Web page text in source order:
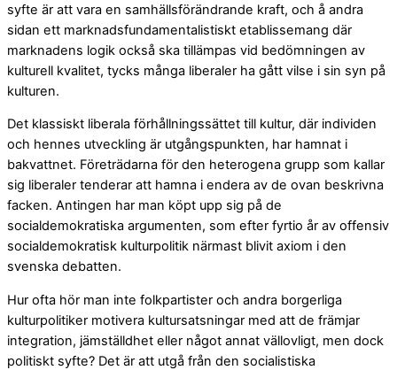
syfte är att vara en samhällsförändrande kraft, och å andra
sidan ett marknadsfundamentalistiskt etablissemang där
marknadens logik också ska tillämpas vid bedömningen av
kulturell kvalitet, tycks många liberaler ha gått vilse i sin syn på
kulturen.
Det klassiskt liberala förhållningssättet till kultur, där individen
och hennes utveckling är utgångspunkten, har hamnat i
bakvattnet. Företrädarna för den heterogena grupp som kallar
sig liberaler tenderar att hamna i endera av de ovan beskrivna
facken. Antingen har man köpt upp sig på de
socialdemokratiska argumenten, som efter fyrtio år av offensiv
socialdemokratisk kulturpolitik närmast blivit axiom i den
svenska debatten.
Hur ofta hör man inte folkpartister och andra borgerliga
kulturpolitiker motivera kultursatsningar med att de främjar
integration, jämställdhet eller något annat vällovligt, men dock
politiskt syfte? Det är att utgå från den socialistiska